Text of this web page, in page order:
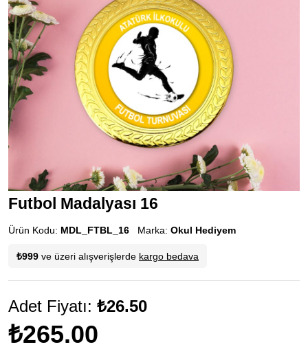
Futbol Madalyası 16
Ürün Kodu: MDL_FTBL_16 Marka: Okul Hediyem
₺999 ve üzeri alışverişlerde kargo bedava
Adet Fiyatı: ₺26.50
₺265.00